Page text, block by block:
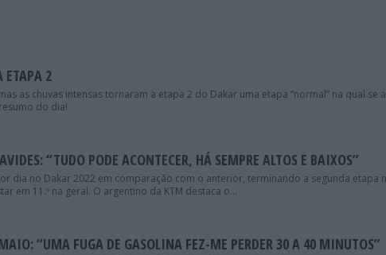
ETAPA 2
as chuvas intensas tornaram a etapa 2 do Dakar uma etapa “normal” na qual se
do dia!
“TUDO PODE ACONTECER, HÁ SEMPRE ALTOS E BAIXOS”
dia no Dakar 2022 em comparação com o anterior, terminando a segunda etapa
em 11.º na geral. O argentino da KTM destaca o...
“UMA FUGA DE GASOLINA FEZ-ME PERDER 30 A 40 MINUTOS”